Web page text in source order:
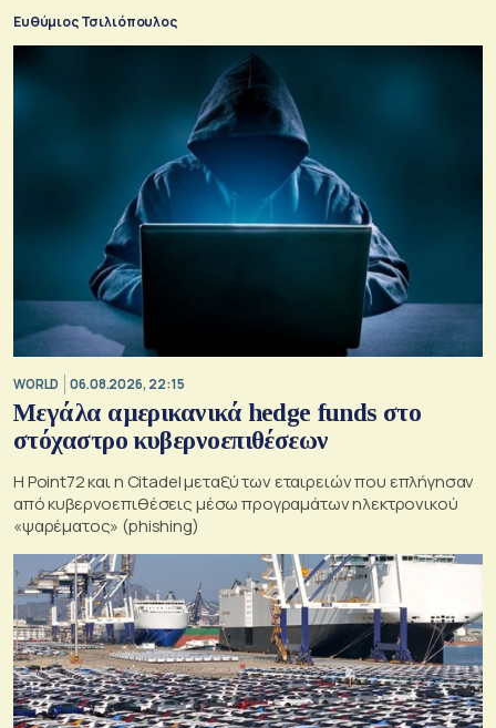
Ευθύμιος Τσιλιόπουλος
WORLD 06.08.2026, 22:15
Μεγάλα αμερικανικά hedge funds στο
στόχαστρο κυβερνοεπιθέσεων
Η Point72 και η Citadel μεταξύ των εταιρειών που επλήγησαν
από κυβερνοεπιθέσεις μέσω προγραμάτων ηλεκτρονικού
«ψαρέματος» (phishing)